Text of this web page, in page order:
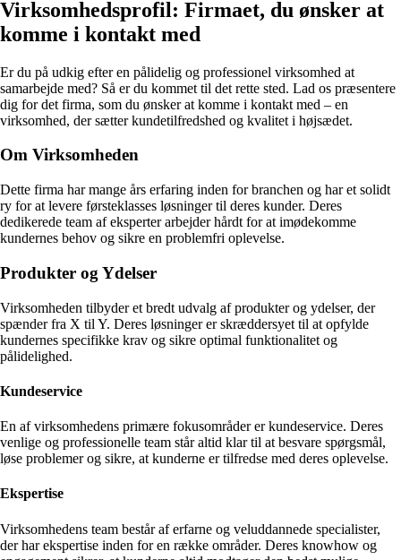
Virksomhedsprofil: Firmaet, du ønsker at
komme i kontakt med
Er du på udkig efter en pålidelig og professionel virksomhed at
samarbejde med? Så er du kommet til det rette sted. Lad os præsentere
dig for det firma, som du ønsker at komme i kontakt med – en
virksomhed, der sætter kundetilfredshed og kvalitet i højsædet.
Om Virksomheden
Dette firma har mange års erfaring inden for branchen og har et solidt
ry for at levere førsteklasses løsninger til deres kunder. Deres
dedikerede team af eksperter arbejder hårdt for at imødekomme
kundernes behov og sikre en problemfri oplevelse.
Produkter og Ydelser
Virksomheden tilbyder et bredt udvalg af produkter og ydelser, der
spænder fra X til Y. Deres løsninger er skræddersyet til at opfylde
kundernes specifikke krav og sikre optimal funktionalitet og
pålidelighed.
Kundeservice
En af virksomhedens primære fokusområder er kundeservice. Deres
venlige og professionelle team står altid klar til at besvare spørgsmål,
løse problemer og sikre, at kunderne er tilfredse med deres oplevelse.
Ekspertise
Virksomhedens team består af erfarne og veluddannede specialister,
der har ekspertise inden for en række områder. Deres knowhow og